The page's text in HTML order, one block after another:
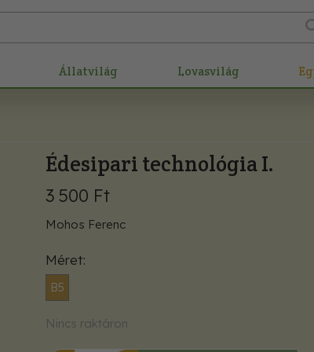
Állatvilág Lovasvilág
Édesipari technológia I.
3 500 Ft
Mohos Ferenc
Méret
B5
Nincs raktáron